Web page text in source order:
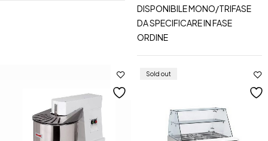
DISPONIBILE MONO/TRIFASE
DA SPECIFICARE IN FASE
ORDINE
Sold out